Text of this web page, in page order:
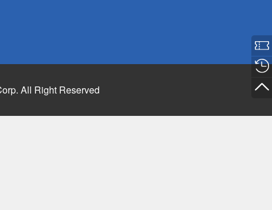
All Right Reserved